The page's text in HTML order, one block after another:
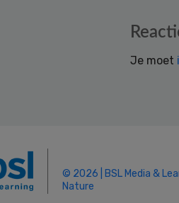
Je moet
© 2026 | BSL Media &
Nature